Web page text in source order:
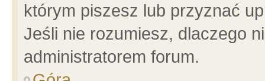
którym piszesz lub przyznać
Jeśli nie rozumiesz, dlaczego
administratorem forum.